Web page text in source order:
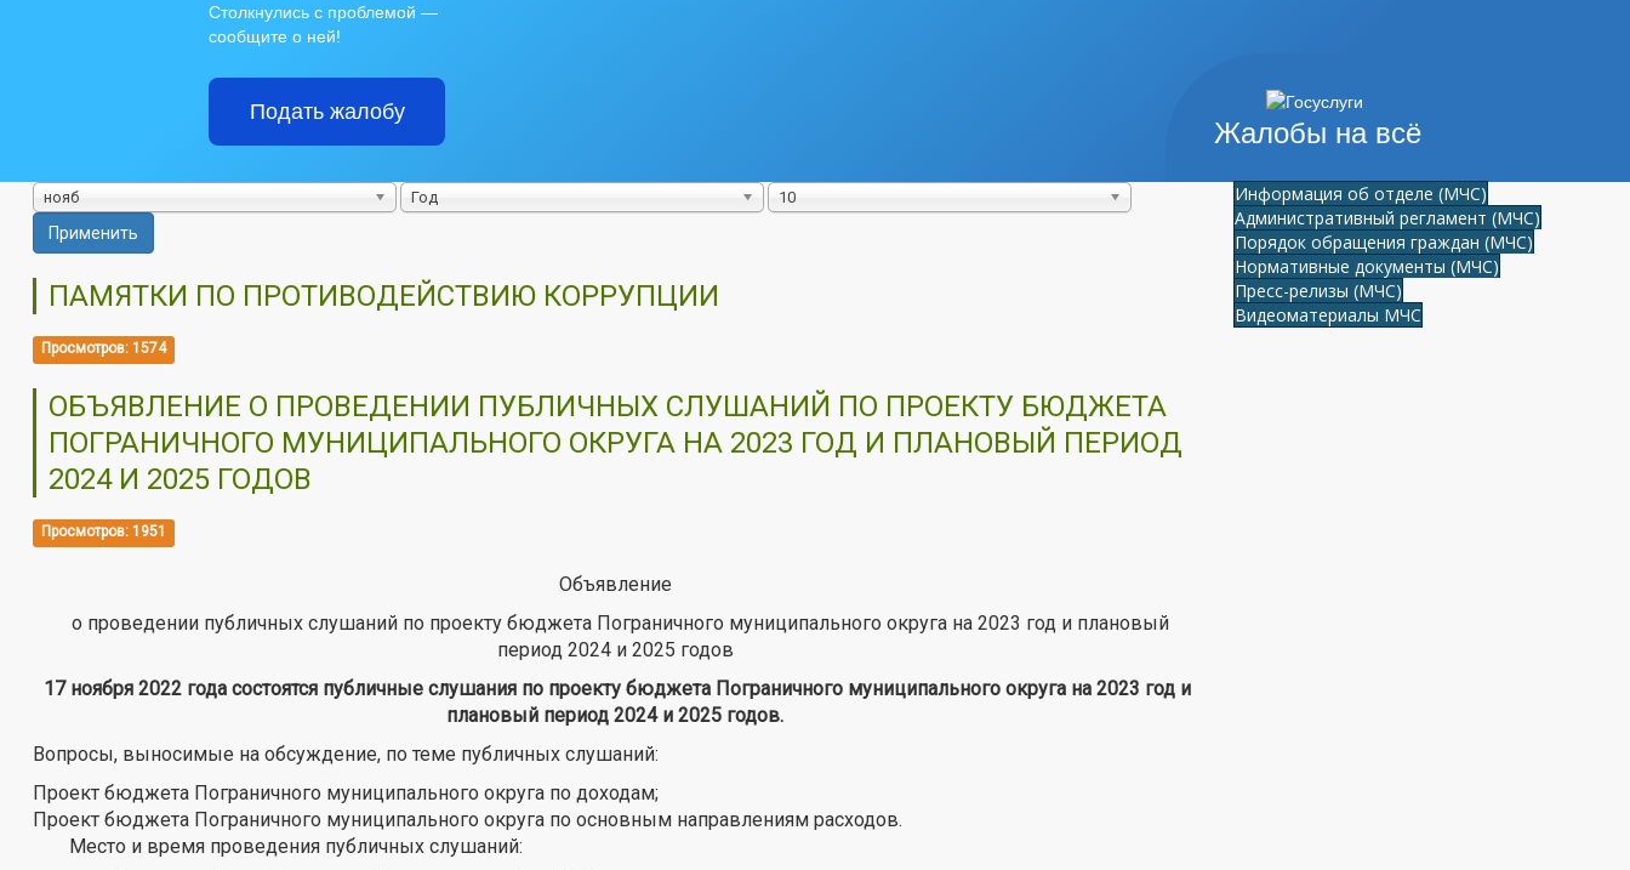
Жалобы на всё
Столкнулись с проблемой —
сообщите о ней!
Подать жалобу
нояб Год 10
Применить
ПАМЯТКИ ПО ПРОТИВОДЕЙСТВИЮ КОРРУПЦИИ
Просмотров: 1574
ОБЪЯВЛЕНИЕ О ПРОВЕДЕНИИ ПУБЛИЧНЫХ СЛУШАНИЙ ПО ПРОЕКТУ БЮДЖЕТА
ПОГРАНИЧНОГО МУНИЦИПАЛЬНОГО ОКРУГА НА 2023 ГОД И ПЛАНОВЫЙ ПЕРИОД
2024 И 2025 ГОДОВ
Просмотров: 1951
Объявление
о проведении публичных слушаний по проекту бюджета Пограничного муниципального округа на 2023 год и плановый
период 2024 и 2025 годов
17 ноября 2022 года состоятся публичные слушания по проекту бюджета Пограничного муниципального округа на 2023 год и
плановый период 2024 и 2025 годов.
Вопросы, выносимые на обсуждение, по теме публичных слушаний:
Проект бюджета Пограничного муниципального округа по доходам;
Проект бюджета Пограничного муниципального округа по основным направлениям расходов.
Место и время проведения публичных слушаний:
Информация об отделе (МЧС)
Административный регламент (МЧС)
Порядок обращения граждан (МЧС)
Нормативные документы (МЧС)
Пресс-релизы (МЧС)
Видеоматериалы МЧС